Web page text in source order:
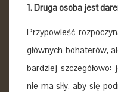
1. Druga osoba jest
Przypowieść
głównych bohaterów,
bardziej
nie ma siły, aby się